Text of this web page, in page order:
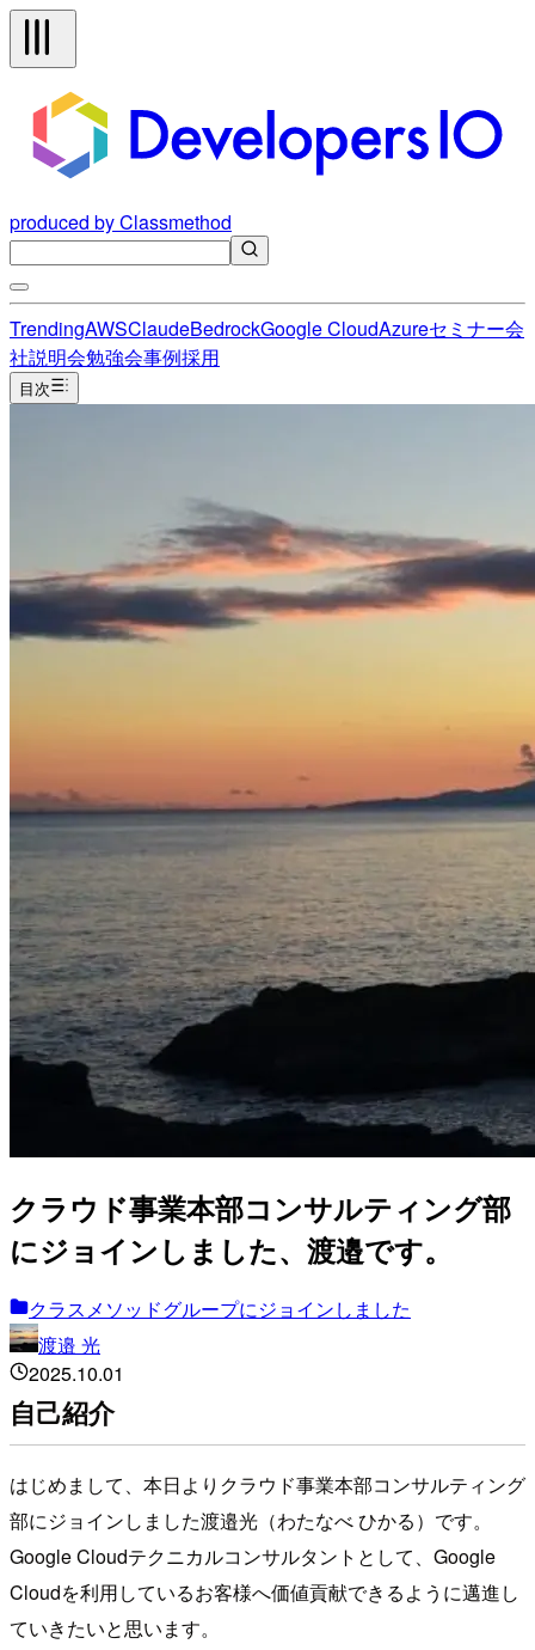
produced by Classmethod
TrendingAWSClaudeBedrockGoogle CloudAzureセミナー会
社説明会勉強会事例採用
目次
クラウド事業本部コンサルティング部
にジョインしました、渡邉です。
クラスメソッドグループにジョインしました
渡邉 光
2025.10.01
自己紹介
はじめまして、本日よりクラウド事業本部コンサルティング
部にジョインしました渡邉光（わたなべ ひかる）です。
Google Cloudテクニカルコンサルタントとして、Google
Cloudを利用しているお客様へ価値貢献できるように邁進し
ていきたいと思います。